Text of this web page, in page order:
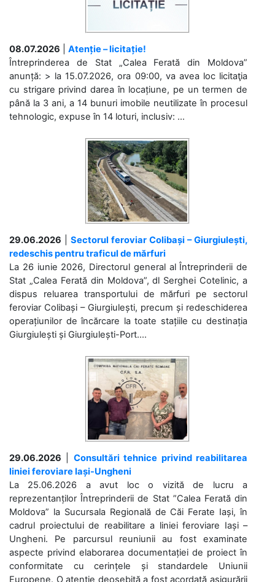
08.07.2026
Atenție – licitație!
Întreprinderea de Stat „Calea Ferată din Moldova”
anunță: > la 15.07.2026, ora 09:00, va avea loc licitaţia
cu strigare privind darea în locațiune, pe un termen de
până la 3 ani, a 14 bunuri imobile neutilizate în procesul
tehnologic, expuse în 14 loturi, inclusiv: ...
29.06.2026
Sectorul feroviar Colibași – Giurgiulești,
redeschis pentru traficul de mărfuri
La 26 iunie 2026, Directorul general al Întreprinderii de
Stat „Calea Ferată din Moldova”, dl Serghei Cotelinic, a
dispus reluarea transportului de mărfuri pe sectorul
feroviar Colibași – Giurgiulești, precum și redeschiderea
operațiunilor de încărcare la toate stațiile cu destinația
Giurgiulești și Giurgiulești-Port....
29.06.2026
Consultări tehnice privind reabilitarea
liniei feroviare Iași-Ungheni
La 25.06.2026 a avut loc o vizită de lucru a
reprezentanților Întreprinderii de Stat ”Calea Ferată din
Moldova” la Sucursala Regională de Căi Ferate Iași, în
cadrul proiectului de reabilitare a liniei feroviare Iași –
Ungheni. Pe parcursul reuniunii au fost examinate
aspecte privind elaborarea documentației de proiect în
conformitate cu cerințele și standardele Uniunii
Europene. O atenție deosebită a fost acordată asigurării